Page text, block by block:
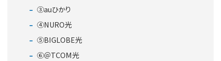
③auひかり
④NURO光
⑤BIGLOBE光
⑥＠TCOM光